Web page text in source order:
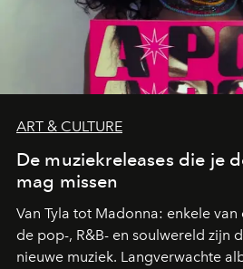
ART & CULTURE
De muziekreleases die je
mag missen
Van Tyla tot Madonna: enkele
de pop-, R&B- en soulwereld zijn
nieuwe muziek. Langverwachte